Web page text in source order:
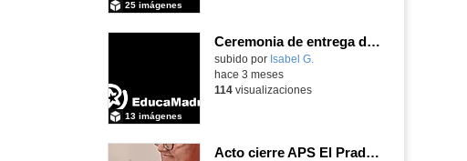
25 imágenes
Ceremonia de entrega de premios Quizstory 2026
subido por Isabel G.
13 imágenes
hace 3 meses
114visualizaciones
Acto cierre APS El Prado Companion - Galería de imágenes